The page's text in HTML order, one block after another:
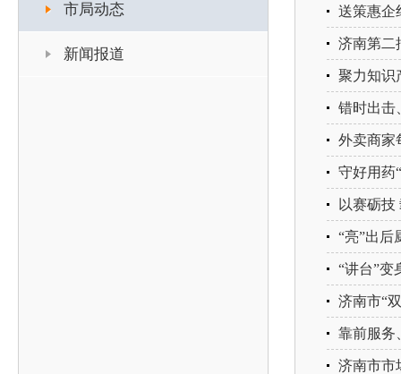
市局动态
新闻报道
送策惠企
济南第二
聚力知识
错时出击
外卖商家
守好用药
以赛砺
“亮”出后
“讲台”变
济南市“
靠前服务
济南市市